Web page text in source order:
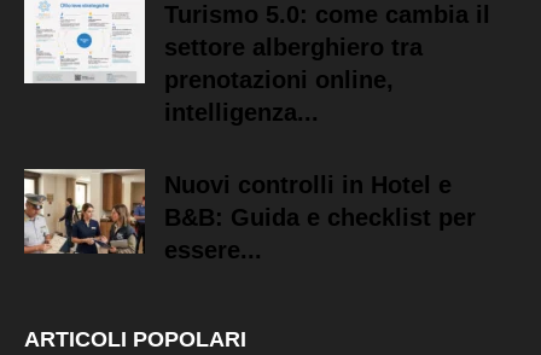
Turismo 5.0: come cambia il
settore alberghiero tra
prenotazioni online,
intelligenza...
Nuovi controlli in Hotel e
B&B: Guida e checklist per
essere...
ARTICOLI POPOLARI